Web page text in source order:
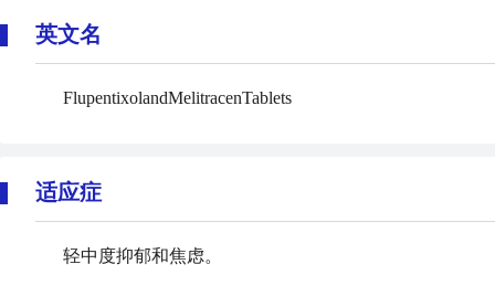
英文名
FlupentixolandMelitracenTablets
适应症
轻中度抑郁和焦虑。